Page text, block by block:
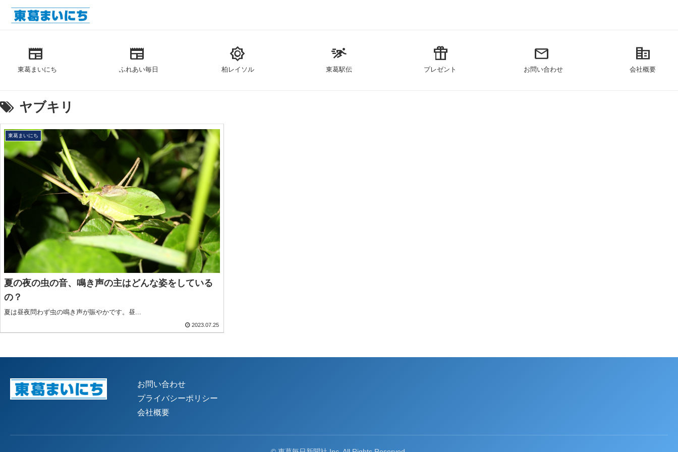
newspaper
東葛まいにち
newspaper
ふれあい毎日
brightness_5
柏レイソル
sprint
東葛駅伝
featured_seasonal_and_gifts
プレゼント
mail
お問い合わせ
corporate_fare
会社概要
ヤブキリ
東葛まいにち
夏の夜の虫の音、鳴き声の主はどんな姿をしている
の？
夏は昼夜問わず虫の鳴き声が賑やかです。昼...
2023.07.25
お問い合わせ
プライバシーポリシー
会社概要